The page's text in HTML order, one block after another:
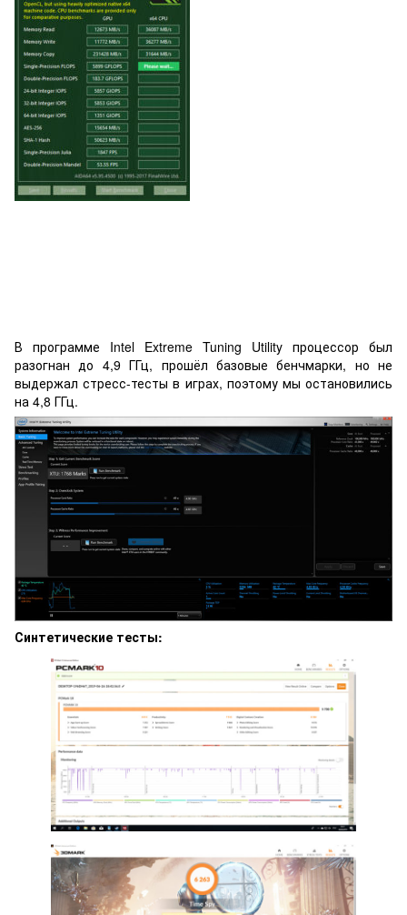
В программе Intel Extreme Tuning Utility процессор был
разогнан до 4,9 ГГц, прошёл базовые бенчмарки, но не
выдержал стресс-тесты в играх, поэтому мы остановились
на 4,8 ГГц.
Синтетические тесты: